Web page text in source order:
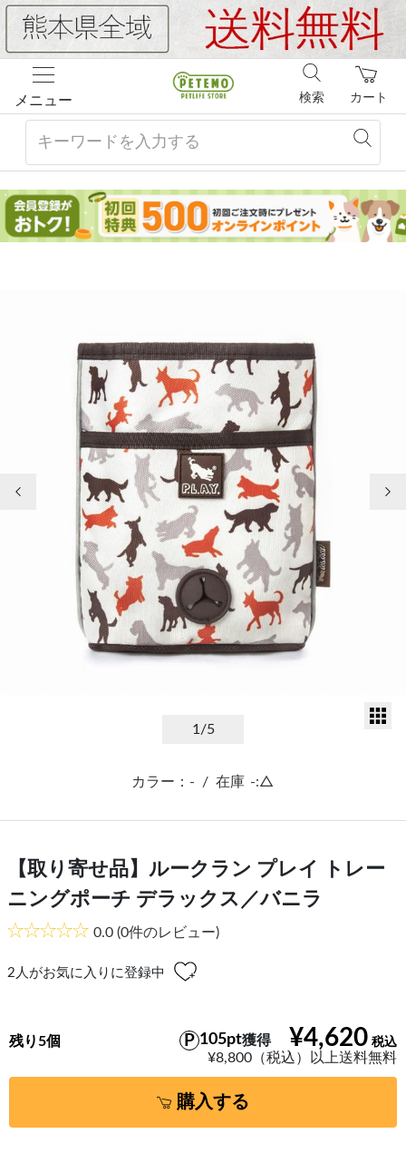
メニュー カート
検索
1/5
カラー：- / 在庫 -:△
【取り寄せ品】ルークラン プレイ トレー
ニングポーチ デラックス／バニラ
0.0 (0件のレビュー)
2 人がお気に入りに登録中
¥4,620
105pt獲得
¥8,800（税込）以上送料無料
残り5個
購入する